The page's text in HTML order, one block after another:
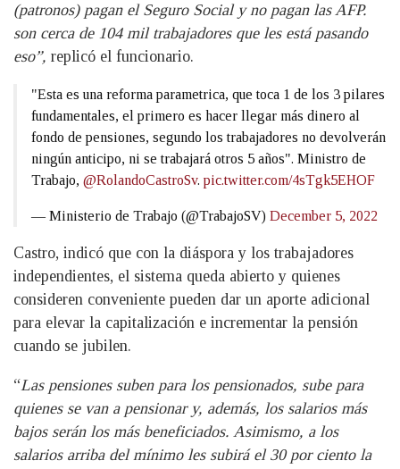
(patronos) pagan el Seguro Social y no pagan las AFP.
son cerca de 104 mil trabajadores que les está pasando
eso”, replicó el funcionario.
"Esta es una reforma parametrica, que toca 1 de los 3 pilares
fundamentales, el primero es hacer llegar más dinero al
fondo de pensiones, segundo los trabajadores no devolverán
ningún anticipo, ni se trabajará otros 5 años". Ministro de
Trabajo, @RolandoCastroSv. pic.twitter.com/4sTgk5EHOF
— Ministerio de Trabajo (@TrabajoSV) December 5, 2022
Castro, indicó que con la diáspora y los trabajadores
independientes, el sistema queda abierto y quienes
consideren conveniente pueden dar un aporte adicional
para elevar la capitalización e incrementar la pensión
cuando se jubilen.
“Las pensiones suben para los pensionados, sube para
quienes se van a pensionar y, además, los salarios más
bajos serán los más beneficiados. Asimismo, a los
salarios arriba del mínimo les subirá el 30 por ciento la